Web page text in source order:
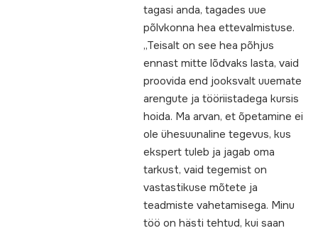
tagasi anda, tagades uue
põlvkonna hea ettevalmistuse.
„Teisalt on see hea põhjus
ennast mitte lõdvaks lasta, vaid
proovida end jooksvalt uuemate
arengute ja tööriistadega kursis
hoida. Ma arvan, et õpetamine ei
ole ühesuunaline tegevus, kus
ekspert tuleb ja jagab oma
tarkust, vaid tegemist on
vastastikuse mõtete ja
teadmiste vahetamisega. Minu
töö on hästi tehtud, kui saan